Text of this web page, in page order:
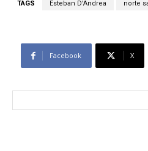
TAGS Esteban D'Andrea norte
Facebook X